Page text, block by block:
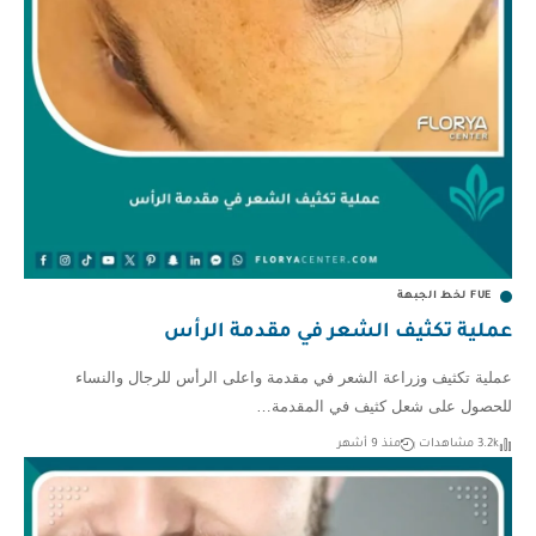
FUE لخط الجبهة
عملية تكثيف الشعر في مقدمة الرأس
عملية تكثيف وزراعة الشعر في مقدمة واعلى الرأس للرجال والنساء
للحصول على شعل كثيف في المقدمة…
3.2k مشاهدات منذ 9 أشهر